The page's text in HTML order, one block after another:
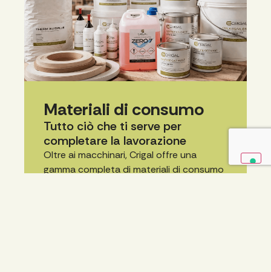
Materiali di consumo
Tutto ciò che ti serve per
completare la lavorazione
Oltre ai macchinari, Crigal offre una
gamma completa di materiali di consumo